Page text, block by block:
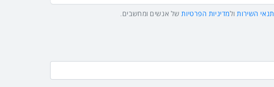
תנאי השירותולמדיניות הפרטיותשל אנשים ומחשבים.